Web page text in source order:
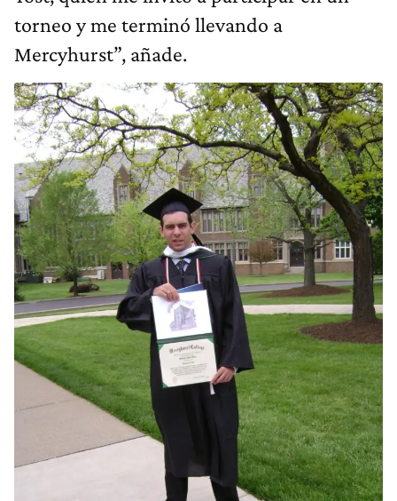
torneo y me terminó llevando a
Mercyhurst”, añade.